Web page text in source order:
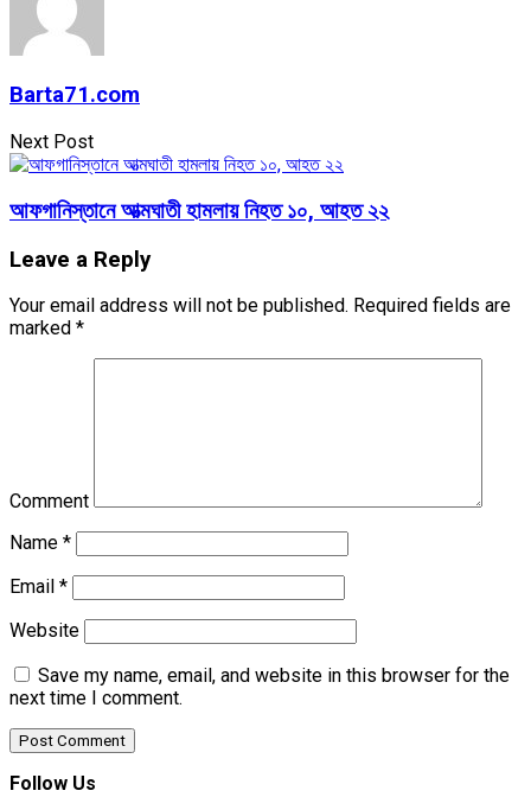
Barta71.com
Next Post
আফগানিস্তানে আত্মঘাতী হামলায় নিহত ১০, আহত ২২
Leave a Reply
Your email address will not be published. Required fields are
marked *
Comment
Name *
Email *
Website
Save my name, email, and website in this browser for the
next time I comment.
Follow Us